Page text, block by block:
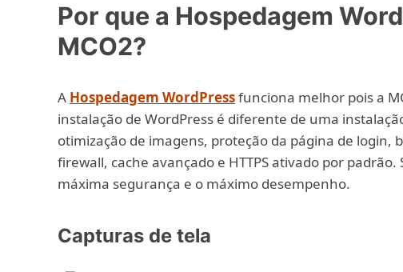
Por que a Hospedagem
MCO2?
A Hospedagem WordPressfunciona melhor pois a
instalação de WordPress é diferente de uma
otimização de imagens, proteção da página de
firewall, cache avançado e HTTPS ativado por
máxima segurança e o máximo desempenho.
Capturas de tela